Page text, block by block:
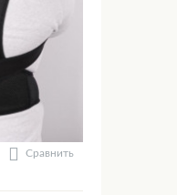
Сравнить